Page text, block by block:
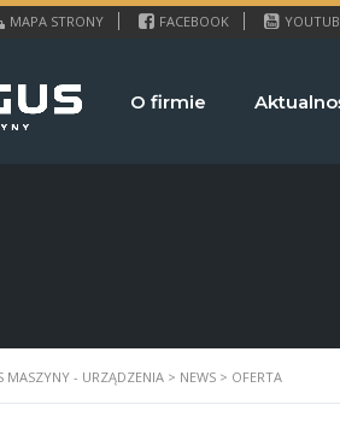
MAPA STRONY FACEBOOK
O firmie
MASZYNY - URZĄDZENIA > NEWS > OFERTA